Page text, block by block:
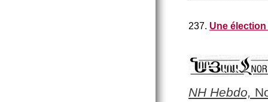
237. Une
NH Hebdo,